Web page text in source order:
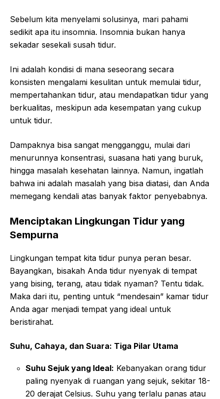
Sebelum kita menyelami solusinya, mari pahami
sedikit apa itu insomnia. Insomnia bukan hanya
sekadar sesekali susah tidur.
Ini adalah kondisi di mana seseorang secara
konsisten mengalami kesulitan untuk memulai tidur,
mempertahankan tidur, atau mendapatkan tidur yang
berkualitas, meskipun ada kesempatan yang cukup
untuk tidur.
Dampaknya bisa sangat mengganggu, mulai dari
menurunnya konsentrasi, suasana hati yang buruk,
hingga masalah kesehatan lainnya. Namun, ingatlah
bahwa ini adalah masalah yang bisa diatasi, dan Anda
memegang kendali atas banyak faktor penyebabnya.
Menciptakan Lingkungan Tidur yang
Sempurna
Lingkungan tempat kita tidur punya peran besar.
Bayangkan, bisakah Anda tidur nyenyak di tempat
yang bising, terang, atau tidak nyaman? Tentu tidak.
Maka dari itu, penting untuk “mendesain” kamar tidur
Anda agar menjadi tempat yang ideal untuk
beristirahat.
Suhu, Cahaya, dan Suara: Tiga Pilar Utama
Suhu Sejuk yang Ideal: Kebanyakan orang tidur
paling nyenyak di ruangan yang sejuk, sekitar 18-
20 derajat Celsius. Suhu yang terlalu panas atau